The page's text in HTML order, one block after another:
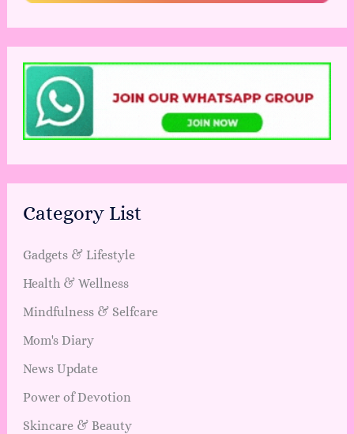
Category List
Gadgets & Lifestyle
Health & Wellness
Mindfulness & Selfcare
Mom's Diary
News Update
Power of Devotion
Skincare & Beauty